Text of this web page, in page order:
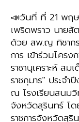
📣วันที่ ที่ 21 พ
เพริดพราว นาย
ด้วย สพ.ญ ทิชาก
การ เข้าร่วมโคร
ราชานุเคราะห์ สม
ราชกุมาร" ประจ
ณ โรงเรียนสนม
จังหวัดสุรินทร์ โ
ราชการจังหวัดสุริ